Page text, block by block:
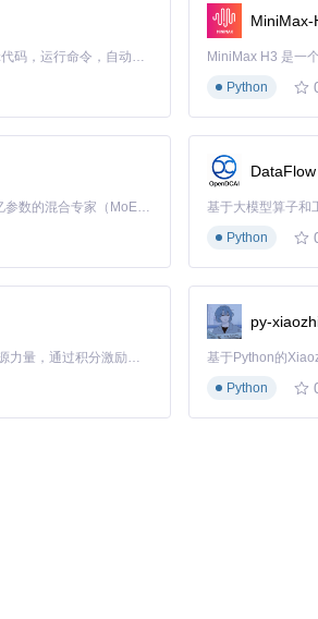
Claude Code 的开源替代方案。连接任意大模型，编辑代码，运行命令，自动验证 — 全自动执行。用 Rust 构建，极致性能。 ｜ An open-source alternative to Claude Code. Connect any LLM, edit code, run commands, and verify changes — autonomously. Built in Rust for speed. Get Started
MiniMax-
Python
Kimi K3 是Kimi能力最强的模型：这是一个拥有 2.8 万亿参数的混合专家（MoE）模型，具备原生视觉理解能力，并支持 100 万 token 的上下文窗口。
DataFlow
基于大模型算子和
Python
「源启盛夏」暑期校园开发者成长计划旨在激活校园开源力量，通过积分激励、认证扶持、资源倾斜等形式，引导高校组织和开发者完成「入驻 — 建项目 — 做贡献 — 获认证 — 得资源」的完整闭环。无论你是想带领社团入驻平台的组织者，还是希望用代码贡献证明自己的开发者，都能在这里找到属于你的成长路径。
py-
Python